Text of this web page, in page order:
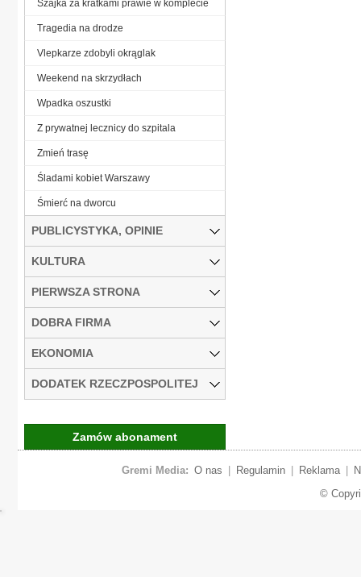
Szajka za kratkami prawie w komplecie
Tragedia na drodze
Vlepkarze zdobyli okrąglak
Weekend na skrzydłach
Wpadka oszustki
Z prywatnej lecznicy do szpitala
Zmień trasę
Śladami kobiet Warszawy
Śmierć na dworcu
PUBLICYSTYKA, OPINIE
KULTURA
PIERWSZA STRONA
DOBRA FIRMA
EKONOMIA
DODATEK RZECZPOSPOLITEJ
Zamów abonament
Gremi Media: O nas Regulamin Reklama
©